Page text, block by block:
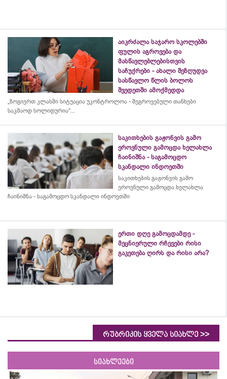
აიკრძალა საჯარო სკოლებში
ფულის აგროვება და
მასწავლებლებისთვის
საჩუქრები - ახალი შეზღუდვა
სასწავლო წლის ბოლოს
შვედეთში ამოქმედდა
„ზოგიერთ კლასში სიტუაცია უკონტროლოა - შეგროვებული თანხები
საკმაოდ სოლიდურია“...
საკითხების გაჟონვის გამო
ეროვნული გამოცდა ხელახლა
ჩაინიშნა - საგამოცდო
სკანდალი ინდოეთში
საკითხების გაჟონვის გამო
ეროვნული გამოცდა ხელახლა
ჩაინიშნა - საგამოცდო სკანდალი ინდოეთში
ერთი დღე გამოცდამდე -
მეცნიერული რჩევები რისი
გაკეთება ღირს და რისი არა?
რუბრიკის ყველა სიახლე >>
სიახლეები